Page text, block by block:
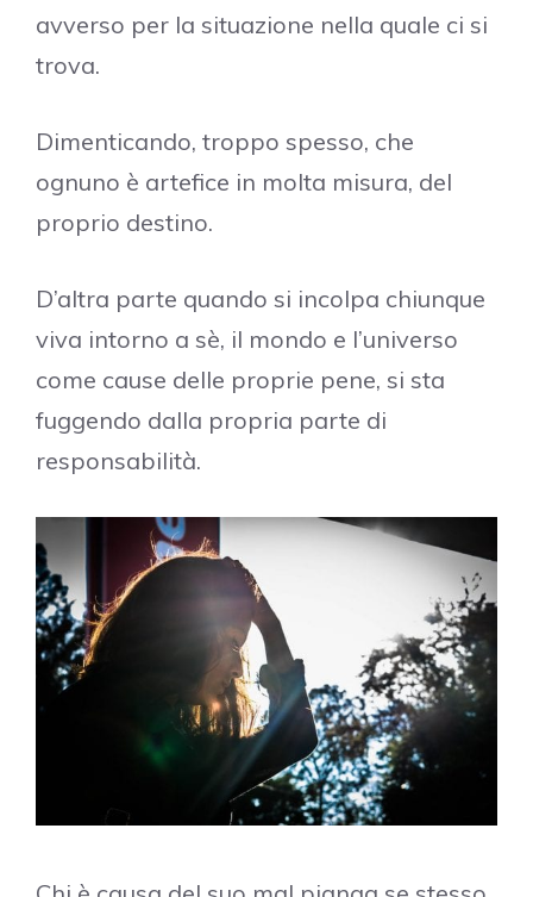
avverso per la situazione nella quale ci si
trova.
Dimenticando, troppo spesso, che
ognuno è artefice in molta misura, del
proprio destino.
D’altra parte quando si incolpa chiunque
viva intorno a sè, il mondo e l’universo
come cause delle proprie pene, si sta
fuggendo dalla propria parte di
responsabilità.